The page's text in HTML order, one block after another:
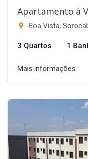
Apartamento à
Boa Vista,
3 Quartos 1
Mais informações